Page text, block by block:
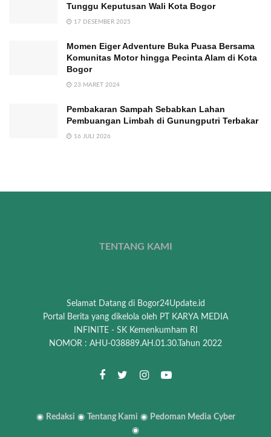
Tunggu Keputusan Wali Kota Bogor
17 DESEMBER 2025
Momen Eiger Adventure Buka Puasa Bersama
Komunitas Motor hingga Pecinta Alam di Kota
Bogor
23 MARET 2024
Pembakaran Sampah Sebabkan Lahan
Pembuangan Limbah di Gunungputri Terbakar
16 JULI 2026
TENTANG KAMI
Selamat Datang di Bogor24Update.id
Portal Berita yang dikelola oleh PT KARYA MEDIA
INFINITE - SK Kemenkumham RI
NOMOR : AHU-038889.AH.01.30.Tahun 2022
◉ Redaksi ◉ Tentang Kami ◉ Pedoman Media Cyber
◉